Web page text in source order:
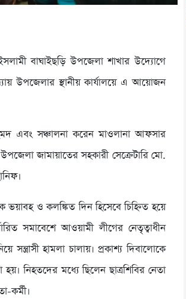
বাঘাইছড়ি উপজেলা শাখার উদ্যোগে
উপজেলার স্থানীয় কার্যালয়ে এ আয়োজন
এবং সঞ্চালনা করেন মাওলানা আফসার
জামায়াতের সহকারী সেক্রেটারি মো.
ও কলঙ্কিত দিন হিসেবে চিহ্নিত হয়ে
সমাবেশে আওয়ামী লীগের নেতৃত্বাধীন
সন্ত্রাসী হামলা চালায়। প্রকাশ্য দিবালোকে
হয়। নিহতদের মধ্যে ছিলেন ছাত্রশিবির নেতা
কর্মী।